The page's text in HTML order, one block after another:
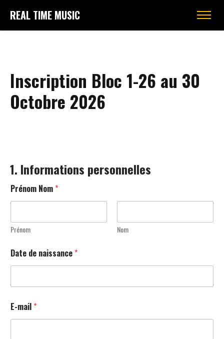
REAL TIME MUSIC
Inscription Bloc 1-26 au 30
Octobre 2026
1. Informations personnelles
Prénom Nom *
Prénom Nom
Date de naissance *
E-mail *